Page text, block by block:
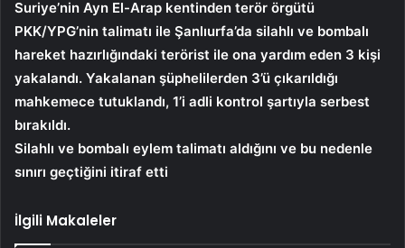
Suriye’nin Ayn El-Arap kentinden terör örgütü
PKK/YPG’nin talimatı ile Şanlıurfa’da silahlı ve bombalı
hareket hazırlığındaki terörist ile ona yardım eden 3 kişi
yakalandı. Yakalanan şüphelilerden 3’ü çıkarıldığı
mahkemece tutuklandı, 1’i adli kontrol şartıyla serbest
bırakıldı.
Silahlı ve bombalı eylem talimatı aldığını ve bu nedenle
sınırı geçtiğini itiraf etti
İlgili Makaleler